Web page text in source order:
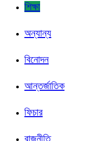
শিক্ষা
অন্যান্য
বিনোদন
আন্তর্জাতিক
ফিচার
রাজনীতি